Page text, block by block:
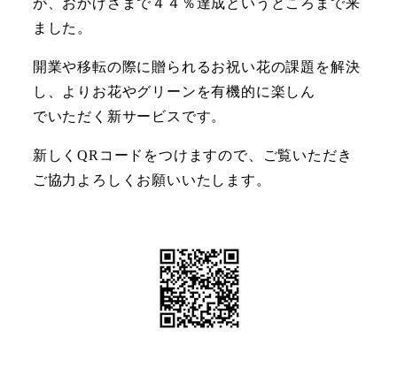
が、おかげさまで４４％達成というところまで来
ました。
開業や移転の際に贈られるお祝い花の課題を解決
し、よりお花やグリーンを有機的に楽しん
でいただく新サービスです。
新しくQRコードをつけますので、ご覧いただき
ご協力よろしくお願いいたします。